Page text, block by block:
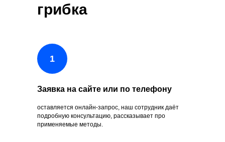
грибка
Заявка на сайте или по телефону
оставляется онлайн-запрос, наш сотрудник даёт
подробную консультацию, рассказывает про
применяемые методы.